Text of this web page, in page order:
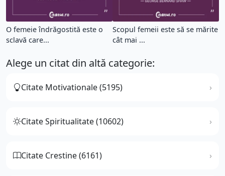
O femeie îndrăgostită este o
sclavă care...
Scopul femeii este să se mărite
cât mai ...
Alege un citat din altă categorie:
Citate Motivationale (5195)
Citate Spiritualitate (10602)
Citate Crestine (6161)